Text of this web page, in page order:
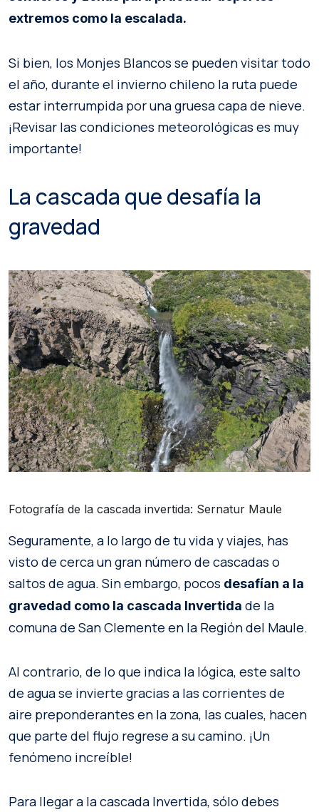
extremos como la escalada.
Si bien, los Monjes Blancos se pueden visitar todo
el año, durante el invierno chileno la ruta puede
estar interrumpida por una gruesa capa de nieve.
¡Revisar las condiciones meteorológicas es muy
importante!
La cascada que desafía la
gravedad
Fotografía de la cascada invertida: Sernatur Maule
Seguramente, a lo largo de tu vida y viajes, has
visto de cerca un gran número de cascadas o
saltos de agua. Sin embargo, pocos desafían a la
gravedad como la cascada Invertida de la
comuna de San Clemente en la Región del Maule.
Al contrario, de lo que indica la lógica, este salto
de agua se invierte gracias a las corrientes de
aire preponderantes en la zona, las cuales, hacen
que parte del flujo regrese a su camino. ¡Un
fenómeno increíble!
Para llegar a la cascada Invertida, sólo debes